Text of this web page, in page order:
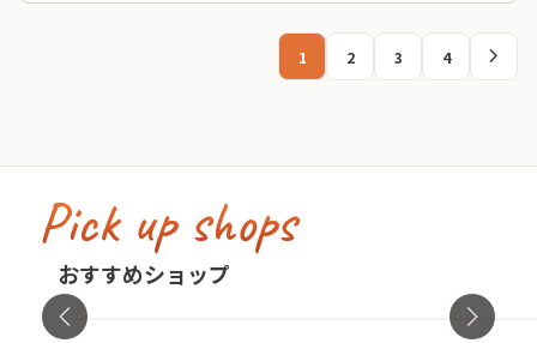
1 2 3 4 chevron_right
Pick up shops
おすすめショップ
古着屋no pain no gain(ノーペインノーゲ
イン)
東京都・渋谷区